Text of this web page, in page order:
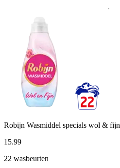
Robijn Wasmiddel specials wol & fijn
15.99
22 wasbeurten